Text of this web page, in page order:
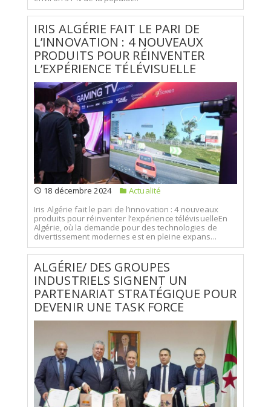
IRIS ALGÉRIE FAIT LE PARI DE
L’INNOVATION : 4 NOUVEAUX
PRODUITS POUR RÉINVENTER
L’EXPÉRIENCE TÉLÉVISUELLE
18 décembre 2024
Actualité
Iris Algérie fait le pari de l’innovation : 4 nouveaux
produits pour réinventer l’expérience télévisuelleEn
Algérie, où la demande pour des technologies de
divertissement modernes est en pleine expans...
ALGÉRIE/ DES GROUPES
INDUSTRIELS SIGNENT UN
PARTENARIAT STRATÉGIQUE POUR
DEVENIR UNE TASK FORCE